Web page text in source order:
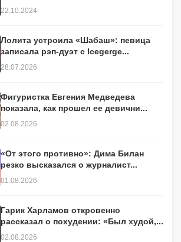
22.10.2024
Лолита устроила «Шабаш»: певица
записала рэп-дуэт с Icegerge...
28.07.2026
Фигуристка Евгения Медведева
показала, как прошел ее девични...
02.08.2026
«От этого противно»: Дима Билан
резко высказался о журналист...
01.08.2026
Гарик Харламов откровенно
рассказал о похудении: «Был худой,...
02.08.2026